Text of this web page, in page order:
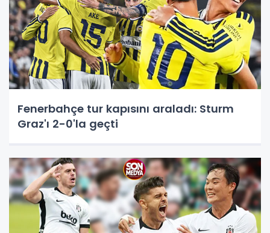
Fenerbahçe tur kapısını araladı: Sturm
Graz'ı 2-0'la geçti